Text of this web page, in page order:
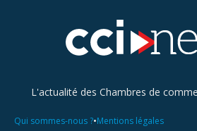
L'actualité des Chambres de
Qui sommes-nous ?•Mentions légales